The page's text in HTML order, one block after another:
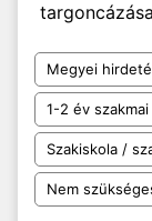
Megyei
1-2 év
Szakiskola /
Nem